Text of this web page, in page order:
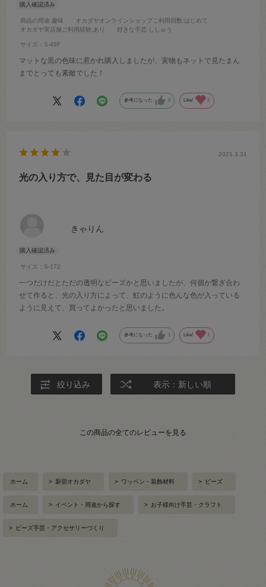
商品の用途:趣味 オカダヤオンラインショップご利用回数:はじめて
オカダヤ実店舗ご利用経験:あり 好きな手芸:ししゅう
サイズ：S-49F
マットな黒の色味に惹かれ購入しましたが、実物もネットで見たまん
までとっても素敵でした！
参考になった 0 Like! 2
きゃりん
サイズ：S-172
2021.3.31
光の入り方で、見た目が変わる
一つだけだとただの透明なビーズかと思いましたが、何個か繋ぎ合わ
せて作ると、光の入り方によって、虹のように色んな色が入っている
ように見えて、買ってよかったと思いました。
参考になった 1 Like! 1
絞り込み 表示：新しい順
この商品の全てのレビューを見る
ホーム > 新宿オカダヤ > ワッペン・装飾材料 > ビーズ
ホーム > イベント・用途から探す > お子様向け手芸・クラフト
> ビーズ手芸・アクセサリーづくり